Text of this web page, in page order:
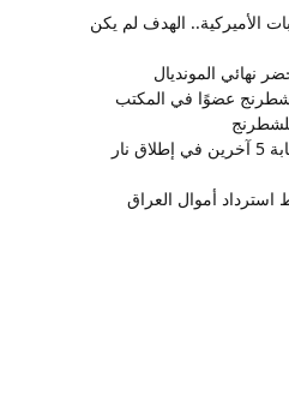
الأميركية.. الهدف لم يكن
نهائي المونديال
عضوًا في المكتب
كندا.. مقتل شخصين وإصابة 5 آخرين في إطلاق نار
أموال العراق